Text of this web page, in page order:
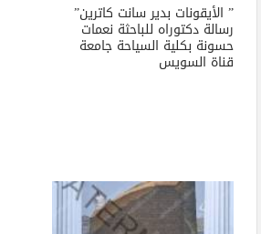
” الأيقونات بدير سانت كاترين”
رسالة دكتوراه للباحثة نعمات
حسونة بكلية السياحة جامعة
قناة السويس